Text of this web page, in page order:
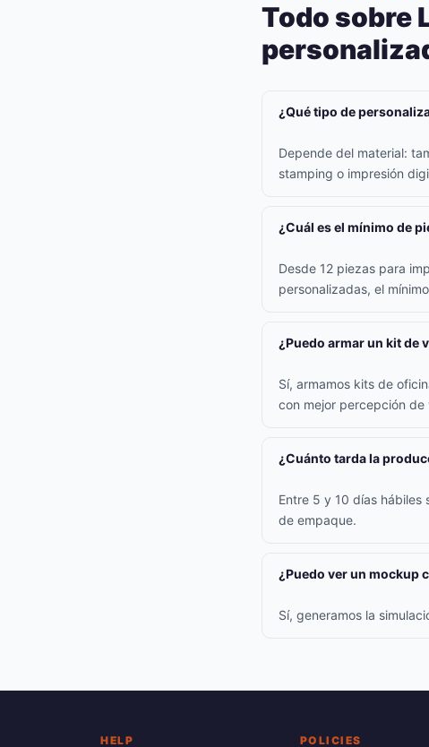
Todo sobre
¿Qué tipo de
Depende del material:
stamping o impresión
¿Cuál es el mínimo de
Desde 12 piezas para
personalizadas, el
¿Puedo armar un kit de
Sí, armamos kits de
con mejor percepción
¿Cuánto tarda la
Entre 5 y 10 días
de empaque.
¿Puedo ver un mockup
Sí, generamos la
HELP POLICIES